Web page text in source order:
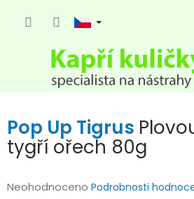
Pop Up Tigrus
tygří ořech 80g
Průměrné
Neohodnoceno Podrobnosti